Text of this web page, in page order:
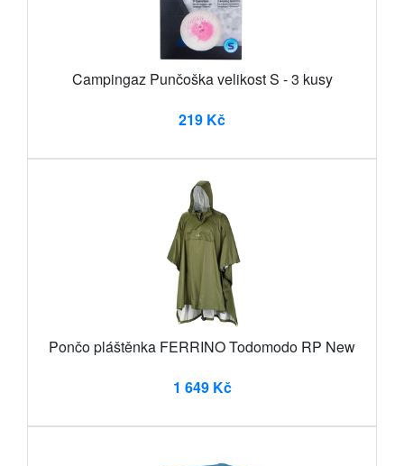
Campingaz Punčoška velikost S - 3 kusy
219 Kč
Pončo pláštěnka FERRINO Todomodo RP New
1 649 Kč